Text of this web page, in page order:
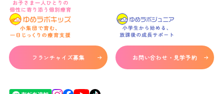
フランチャイズ募集 お問い合わせ・見学予約